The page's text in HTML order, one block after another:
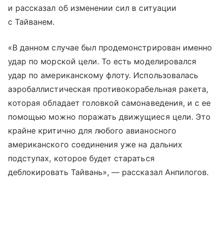
и рассказал об изменении сил в ситуации
с Тайванем.
«В данном случае был продемонстрирован именно
удар по морской цели. То есть моделировался
удар по американскому флоту. Использовалась
аэробаллистическая противокорабельная ракета,
которая обладает головкой самонаведения, и с ее
помощью можно поражать движущиеся цели. Это
крайне критично для любого авианосного
американского соединения уже на дальних
подступах, которое будет стараться
деблокировать Тайвань», — рассказал Анпилогов.